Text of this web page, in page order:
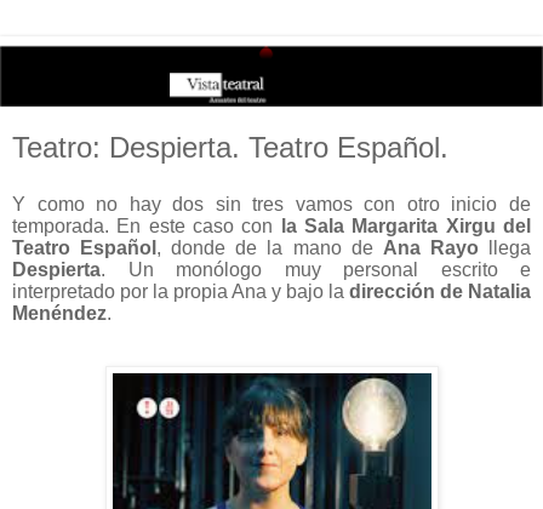
Teatro: Despierta. Teatro Español.
Y como no hay dos sin tres vamos con otro inicio de
temporada. En este caso con
la Sala Margarita Xirgu del
Teatro Español , donde de la mano de Ana Rayo
llega
Despierta. Un monólogo muy personal escrito e
interpretado por la propia Ana y bajo la dirección de Natalia
Menéndez.